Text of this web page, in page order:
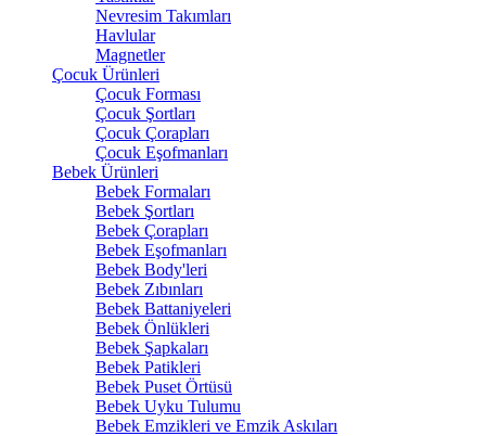
Nevresim Takımları
Havlular
Magnetler
Çocuk Ürünleri
Çocuk Forması
Çocuk Şortları
Çocuk Çorapları
Çocuk Eşofmanları
Bebek Ürünleri
Bebek Formaları
Bebek Şortları
Bebek Çorapları
Bebek Eşofmanları
Bebek Body'leri
Bebek Zıbınları
Bebek Battaniyeleri
Bebek Önlükleri
Bebek Şapkaları
Bebek Patikleri
Bebek Puset Örtüsü
Bebek Uyku Tulumu
Bebek Emzikleri ve Emzik Askıları